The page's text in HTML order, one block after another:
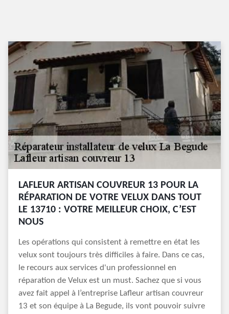
LAFLEUR ARTISAN COUVREUR 13 POUR LA
RÉPARATION DE VOTRE VELUX DANS TOUT
LE 13710 : VOTRE MEILLEUR CHOIX, C’EST
NOUS
Les opérations qui consistent à remettre en état les
velux sont toujours très difficiles à faire. Dans ce cas,
le recours aux services d'un professionnel en
réparation de Velux est un must. Sachez que si vous
avez fait appel à l’entreprise Lafleur artisan couvreur
13 et son équipe à La Begude, ils vont pouvoir suivre